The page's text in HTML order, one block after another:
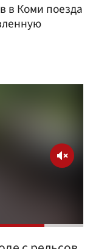
в Коми поезда